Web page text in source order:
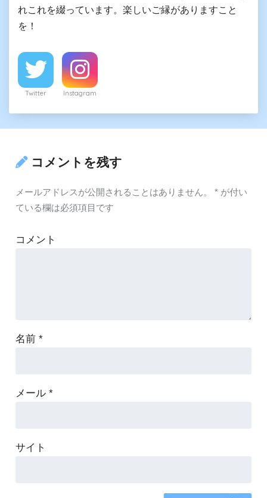
れこれを綴っています。楽しいご縁がありますこと
を！
Twitter Instagram
コメントを残す
メールアドレスが公開されることはありません。 *が付い
ている欄は必須項目です
コメント
名前 *
メール *
サイト